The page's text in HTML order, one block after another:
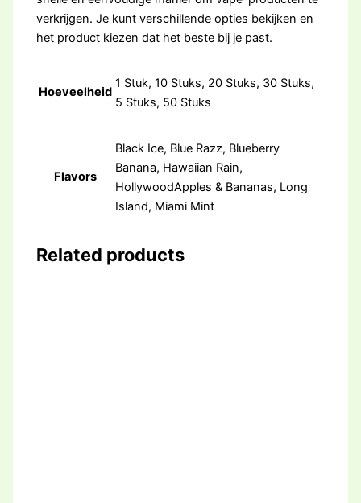
verkrijgen. Je kunt verschillende opties bekijken en
het product kiezen dat het beste bij je past.
Hoeveelheid
1 Stuk, 10 Stuks, 20 Stuks, 30 Stuks,
5 Stuks, 50 Stuks
Flavors
Black Ice, Blue Razz, Blueberry
Banana, Hawaiian Rain,
HollywoodApples & Bananas, Long
Island, Miami Mint
Related products